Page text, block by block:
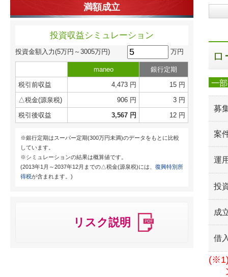
満額成立
投資収益シミュレーション
投資金額入力(5万円～3005万円) 万円
maneo
銀行定期
税引前収益
4,473 円
15 円
△税金(源泉税)
906 円
3 円
税引後収益
3,567 円 12 円
※銀行定期はスーパー定期(300万円未満)のデータをもとに比較
しています。
※シミュレーションの結果は概算値です。
(2013年1月～2037年12月までの△税金(源泉税)には、 復興特別所
得税が含まれます。)
リスク説明
一
募
案
運
投
成
借
(※1)